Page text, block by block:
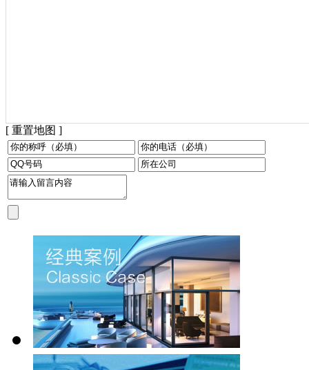
[ 重置地图 ]